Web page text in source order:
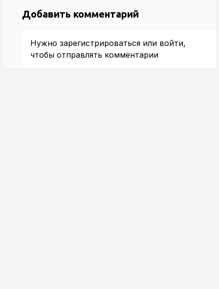
Добавить комментарий
Нужно зарегистрироваться или войти,
чтобы отправлять комментарии